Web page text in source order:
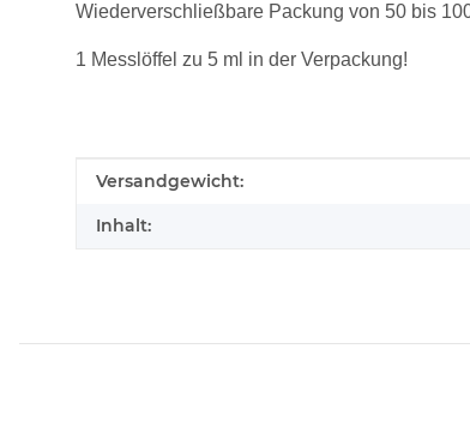
Wiederverschließbare Packung von 50 bis
1 Messlöffel zu 5 ml in der Verpackung!
Produkteigenschaft
Wert
Versandgewicht:
Inhalt: